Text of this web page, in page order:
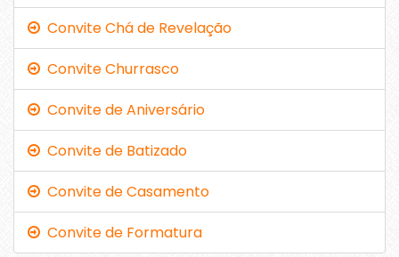
Convite Chá de Revelação
Convite Churrasco
Convite de Aniversário
Convite de Batizado
Convite de Casamento
Convite de Formatura